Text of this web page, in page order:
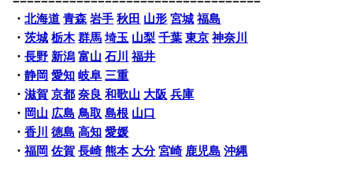
・北海道 青森 岩手 秋田 山形 宮城 福島
・茨城 栃木 群馬 埼玉 山梨 千葉 東京 神奈川
・長野 新潟 富山 石川
福井
・静岡 愛知 岐阜 三重
・滋賀 京都 奈良 和歌山 大阪 兵庫
・ 岡山 広島 鳥取 島根 山口
・香川 徳島 高知 愛媛
・福岡 佐賀 長崎 熊本 大分 宮崎 鹿児島 沖縄